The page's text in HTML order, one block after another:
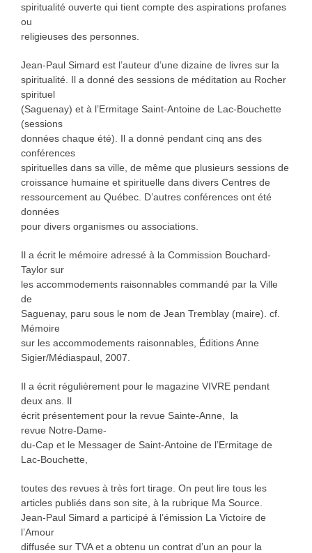
spiritualité ouverte qui tient compte des aspirations profanes
ou
religieuses des personnes.
Jean-Paul Simard est l’auteur d’une dizaine de livres sur la
spiritualité. Il a donné des sessions de méditation au Rocher
spirituel
(Saguenay) et à l’Ermitage Saint-Antoine de Lac-Bouchette
(sessions
données chaque été). Il a donné pendant cinq ans des
conférences
spirituelles dans sa ville, de même que plusieurs sessions de
croissance humaine et spirituelle dans divers Centres de
ressourcement au Québec. D’autres conférences ont été
données
pour divers organismes ou associations.
Il a écrit le mémoire adressé à la Commission Bouchard-
Taylor sur
les accommodements raisonnables commandé par la Ville
de
Saguenay, paru sous le nom de Jean Tremblay (maire). cf.
Mémoire
sur les accommodements raisonnables, Éditions Anne
Sigier/Médiaspaul, 2007.
Il a écrit régulièrement pour le magazine VIVRE pendant
deux ans. Il
écrit présentement pour la revue Sainte-Anne, la
revue Notre-Dame-
du-Cap et le Messager de Saint-Antoine de l’Ermitage de
Lac-Bouchette,
toutes des revues à très fort tirage. On peut lire tous les
articles publiés dans son site, à la rubrique Ma Source.
Jean-Paul Simard a participé à l’émission La Victoire de
l’Amour
diffusée sur TVA et a obtenu un contrat d’un an pour la